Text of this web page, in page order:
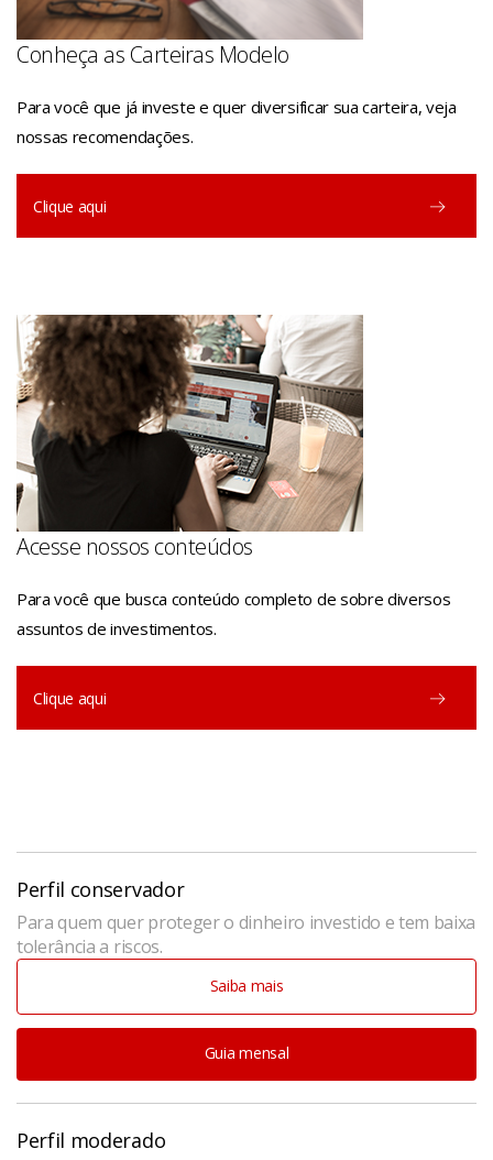
Conheça as Carteiras Modelo
Para você que já investe e quer diversificar sua carteira, veja
nossas recomendações.
Clique aqui
Acesse nossos conteúdos
Para você que busca conteúdo completo de sobre diversos
assuntos de investimentos.
Clique aqui
Perfil conservador
Para quem quer proteger o dinheiro investido e tem baixa
tolerância a riscos.
Guia mensal
Saiba mais
Perfil moderado